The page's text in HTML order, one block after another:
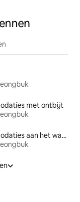
met ontbijt
Accommodaties aan het water